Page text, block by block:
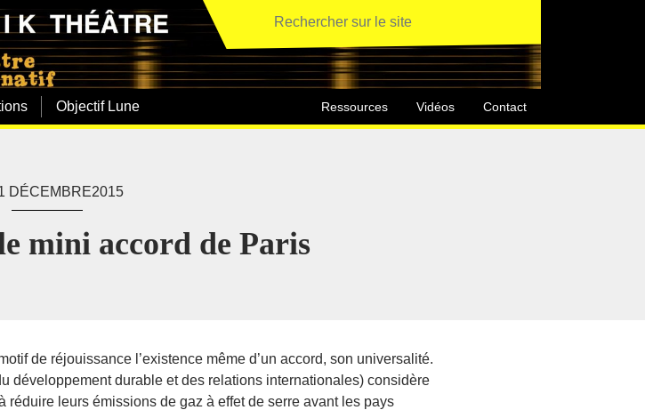
Objectif Lune Ressources Vidéos Contact
DÉCEMBRE2015
mini accord de Paris
de réjouissance l’existence même d’un accord, son universalité.
développement durable et des relations internationales) considère
réduire leurs émissions de gaz à effet de serre avant les pays